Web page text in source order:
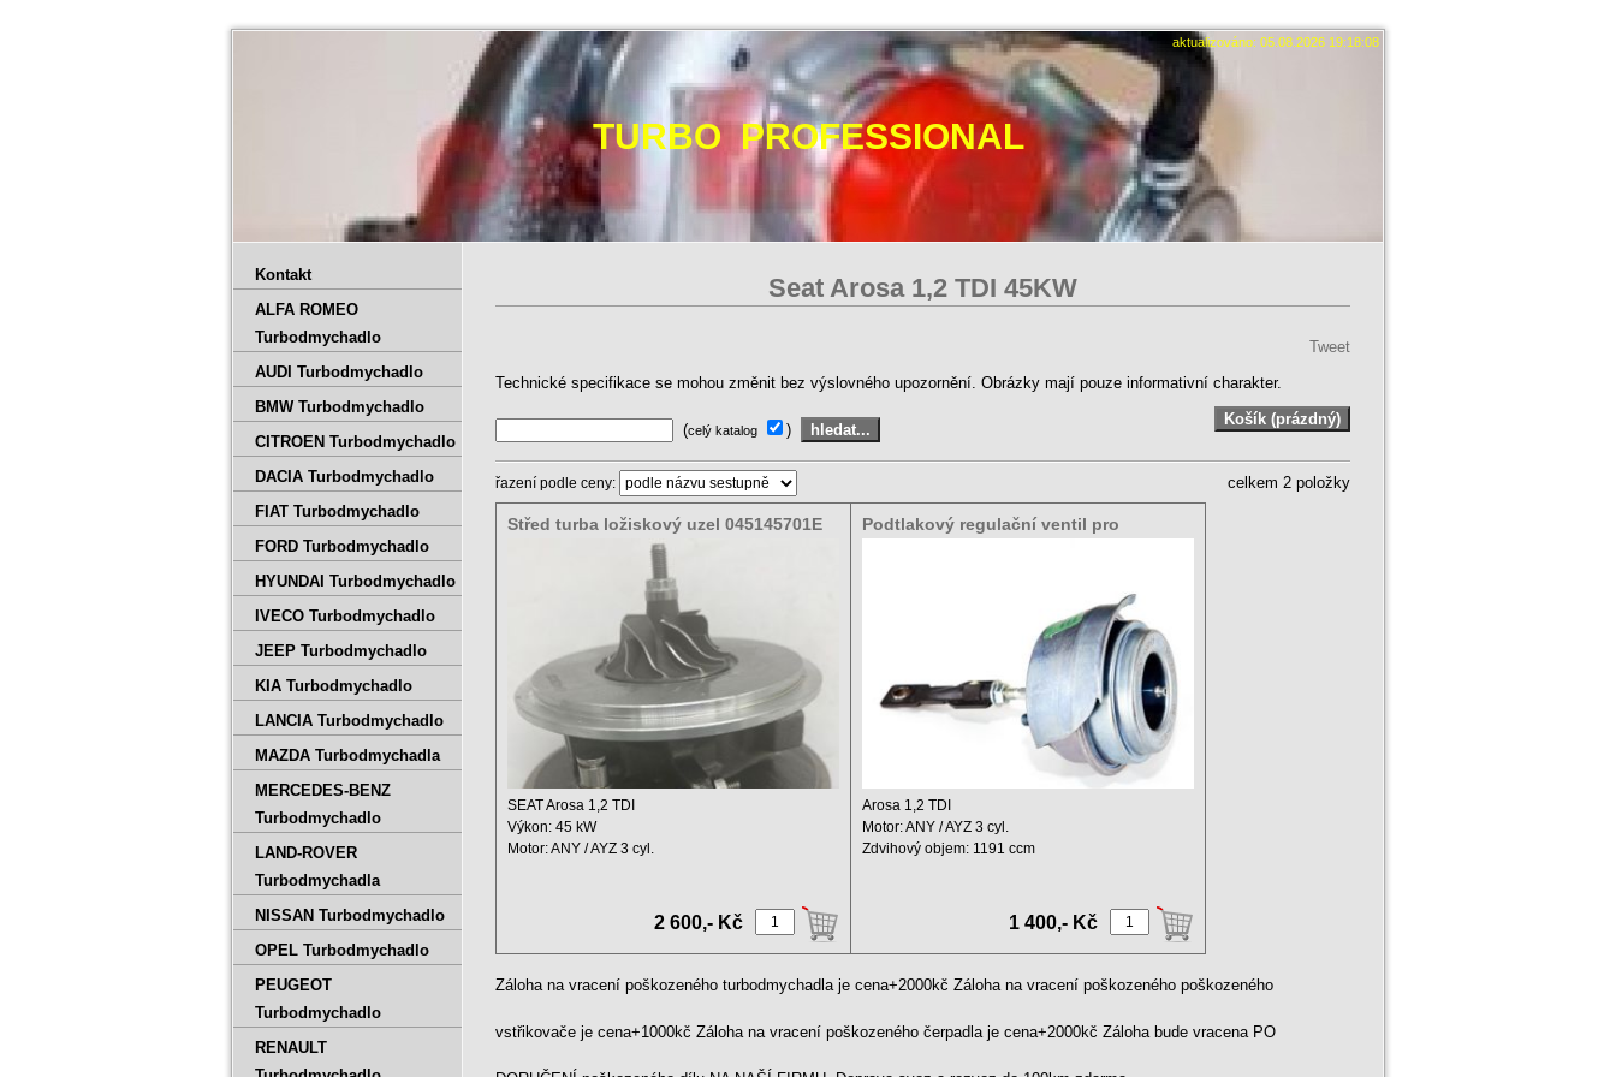
aktualizováno: 05.08.2026 19:18:08
TURBO PROFESSIONAL
Seat Arosa 1‚2 TDI 45KW
Tweet
Technické specifikace se mohou změnit bez výslovného upozornění. Obrázky mají pouze informativní charakter.
(celý katalog )
řazení podle ceny: celkem 2 položky
Střed turba ložiskový uzel 045145701E
SEAT Arosa 1,2 TDI
Výkon: 45 kW
Motor: ANY / AYZ 3 cyl.
2 600,- Kč
Podtlakový regulační ventil pro
Arosa 1,2 TDI
Motor: ANY / AYZ 3 cyl.
Zdvihový objem: 1191 ccm
1 400,- Kč
Záloha na vracení poškozeného turbodmychadla je cena+2000kč Záloha na vracení poškozeného poškozeného
vstřikovače je cena+1000kč Záloha na vracení poškozeného čerpadla je cena+2000kč Záloha bude vracena PO
Kontakt
ALFA ROMEO
Turbodmychadlo
AUDI Turbodmychadlo
BMW Turbodmychadlo
CITROEN Turbodmychadlo
DACIA Turbodmychadlo
FIAT Turbodmychadlo
FORD Turbodmychadlo
HYUNDAI Turbodmychadlo
IVECO Turbodmychadlo
JEEP Turbodmychadlo
KIA Turbodmychadlo
LANCIA Turbodmychadlo
MAZDA Turbodmychadla
MERCEDES-BENZ
Turbodmychadlo
LAND-ROVER
Turbodmychadla
NISSAN Turbodmychadlo
OPEL Turbodmychadlo
PEUGEOT
Turbodmychadlo
RENAULT